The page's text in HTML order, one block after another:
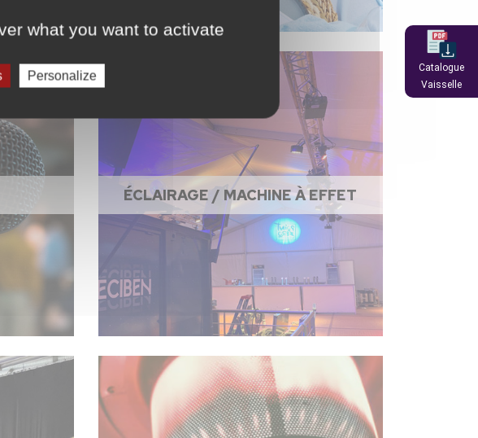
ÉCLAIRAGE / MACHINE À EFFET
Catalogue
Vaisselle
what you want to activate
Personalize